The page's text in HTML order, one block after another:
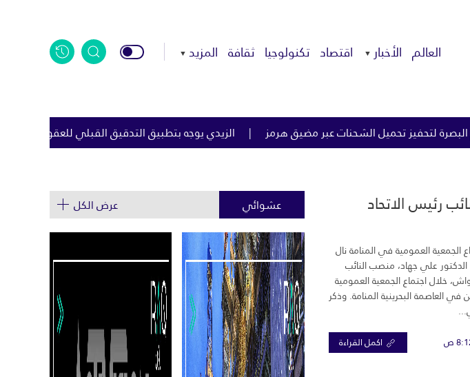
العالم الأخبار اقتصاد تكنولوجيا ثقافة المزيد
هرمز الزيدي يوجه بتطبيق التدقيق القبلي للعقود الحكومية لمكافحة الفساد اليابان:
رئيس الاتحاد
الجمعية العمومية في المنامة نال
علي جهاد، منصب النائب
خلال اجتماع الجمعية العمومية
في العاصمة البحرينية المنامة. وذكر
اكمل القراءة
عشوائي عرض الكل